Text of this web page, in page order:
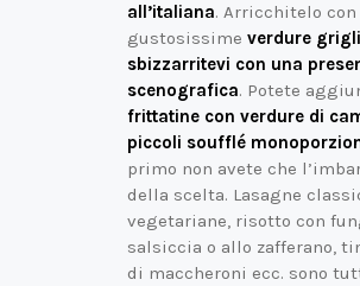
all’italiana. Arricchitelo
gustosissime verdure
sbizzarritevi con una
scenografica. Potete
frittatine con verdure di
piccoli soufflé
primo non avete che
della scelta. Lasagne
vegetariane, risotto con
salsiccia o allo zafferano,
di maccheroni ecc. sono